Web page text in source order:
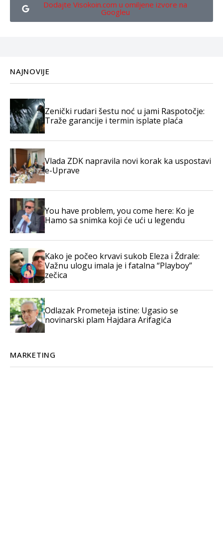
Dodajte Visokoin.com u omiljene izvore na
Googleu
NAJNOVIJE
Zenički rudari šestu noć u jami Raspotočje:
Traže garancije i termin isplate plaća
Vlada ZDK napravila novi korak ka uspostavi
e-Uprave
You have problem, you come here: Ko je
Hamo sa snimka koji će ući u legendu
Kako je počeo krvavi sukob Eleza i Ždrale:
Važnu ulogu imala je i fatalna “Playboy”
zečica
Odlazak Prometeja istine: Ugasio se
novinarski plam Hajdara Arifagića
MARKETING